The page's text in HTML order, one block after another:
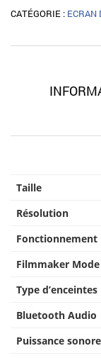
55"
CATÉGORIE : ECRAN
Taille
Résolution
Fonctionnement
Filmmaker Mode
Type d’enceintes
Bluetooth Audio
Puissance